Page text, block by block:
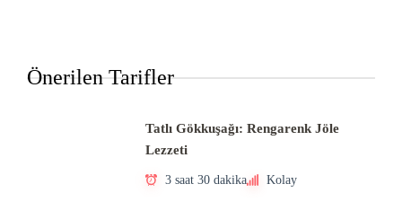
Önerilen Tarifler
Tatlı Gökkuşağı: Rengarenk Jöle
Lezzeti
3 saat 30 dakika Kolay